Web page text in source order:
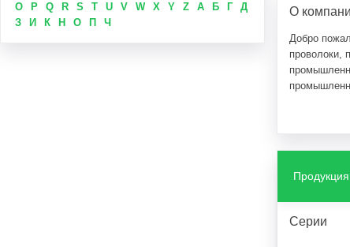
O
P Q R S T U V W X Y Z А Б Г
Д
З
И К Н О П Ч
О
Добро
проволоки,
Продукция
Серии